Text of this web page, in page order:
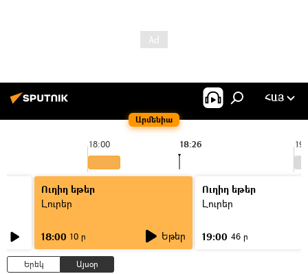
Արմենիա
ՀԱՅ
18:00 18:26
Ուղիղ եթեր
Լուրեր
18:00 10 ր Եթեր
Ուղիղ եթեր
Լուրեր
19:00 46 ր
Երեկ Այսօր